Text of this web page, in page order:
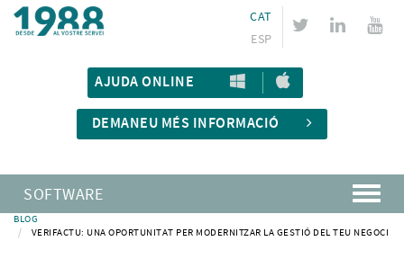
CAT
ESP
AJUDA ONLINE
DEMANEU MÉS INFORMACIÓ
SOFTWARE
BLOG
VERIFACTU: UNA OPORTUNITAT PER MODERNITZAR LA GESTIÓ DEL TEU NEGOCI